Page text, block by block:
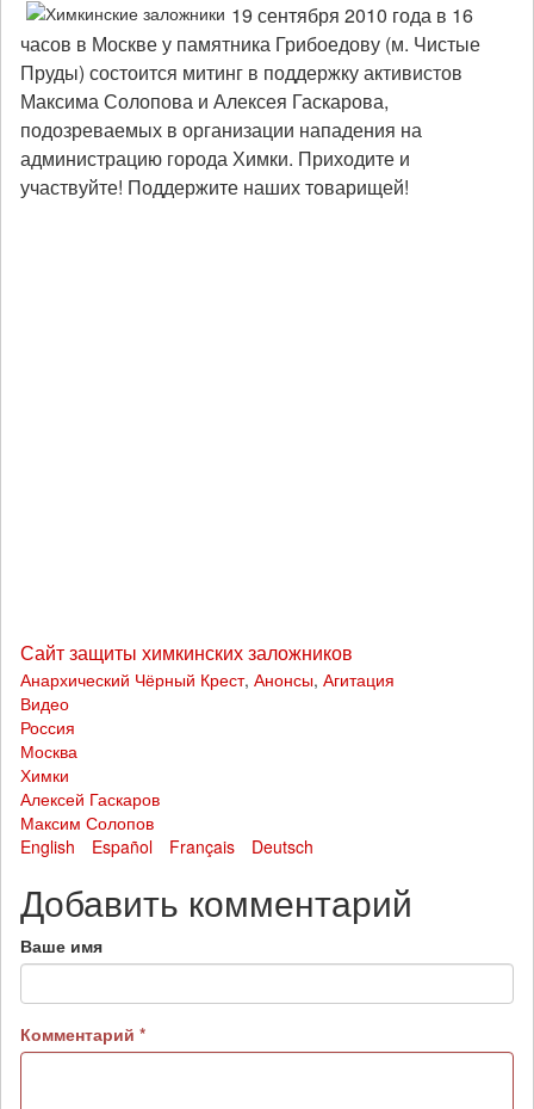
19 сентября 2010 года в 16
часов в Москве у памятника Грибоедову (м. Чистые
Пруды) состоится митинг в поддержку активистов
Максима Солопова и Алексея Гаскарова,
подозреваемых в организации нападения на
администрацию города Химки. Приходите и
участвуйте! Поддержите наших товарищей!
Сайт защиты химкинских заложников
Анархический Чёрный Крест, Анонсы, Агитация
Видео
Россия
Москва
Химки
Алексей Гаскаров
Максим Солопов
English
Español Français Deutsch
Добавить комментарий
Ваше имя
Комментарий *